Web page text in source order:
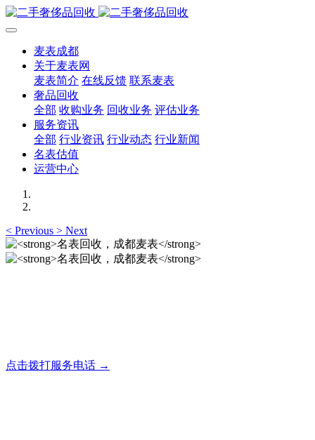
麦表成都
关于麦表网
麦表简介 在线反馈 联系麦表
奢品回收
全部 收购业务 回收业务 评估业务
服务资讯
全部 行业资讯 行业动态 行业新闻
名表估值
运营中心
< Previous > Next
点击拨打服务电话 →